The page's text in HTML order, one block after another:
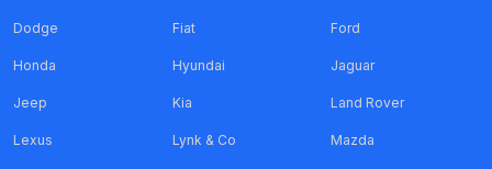
Dodge Fiat Ford
Honda Hyundai Jaguar
Jeep Kia Land Rover
Lexus Lynk & Co Mazda